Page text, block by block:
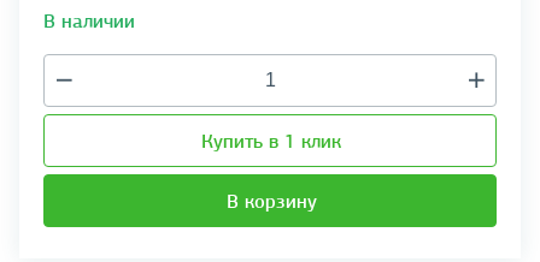
В наличии
Купить в 1 клик
В корзину